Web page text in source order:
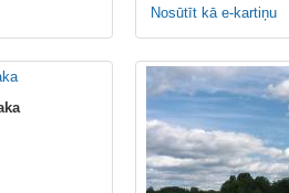
Nosūtīt kā e-kartiņu